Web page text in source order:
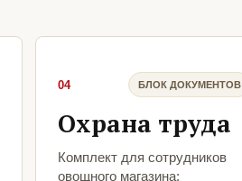
04 БЛОК ДОКУМЕНТОВ
Охрана труда
Комплект для сотрудников
овощного магазина: